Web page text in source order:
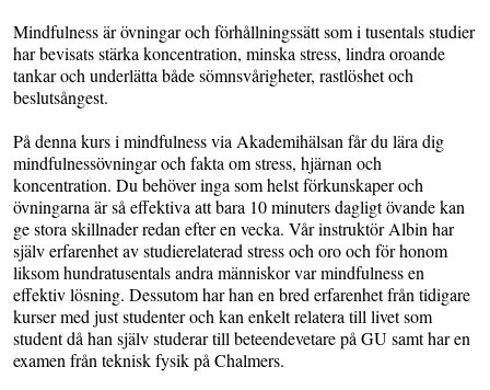
Mindfulness är övningar och förhållningssätt som i tusentals studier
har bevisats stärka koncentration, minska stress, lindra oroande
tankar och underlätta både sömnsvårigheter, rastlöshet och
beslutsångest.
På denna kurs i mindfulness via Akademihälsan får du lära dig
mindfulnessövningar och fakta om stress, hjärnan och
koncentration. Du behöver inga som helst förkunskaper och
övningarna är så effektiva att bara 10 minuters dagligt övande kan
ge stora skillnader redan efter en vecka. Vår instruktör Albin har
själv erfarenhet av studierelaterad stress och oro och för honom
liksom hundratusentals andra människor var mindfulness en
effektiv lösning. Dessutom har han en bred erfarenhet från tidigare
kurser med just studenter och kan enkelt relatera till livet som
student då han själv studerar till beteendevetare på GU samt har en
examen från teknisk fysik på Chalmers.